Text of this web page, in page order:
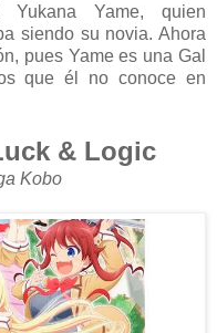
Yukana Yame, quien
siendo su novia. Ahora
pues Yame es una Gal
que él no conoce en
& Logic
Kobo